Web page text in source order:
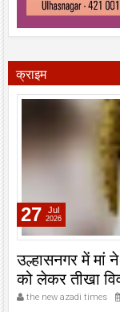
क्राइम
27 Jul
2026
उल्हासनगर में मां
को लेकर तीखा
the new azadi times